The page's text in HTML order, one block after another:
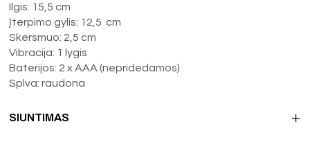
Ilgis: 15,5 cm
Įterpimo gylis: 12,5 cm
Skersmuo: 2,5 cm
Vibracija: 1 lygis
Baterijos: 2 x AAA (nepridedamos)
Splva: raudona
SIUNTIMAS